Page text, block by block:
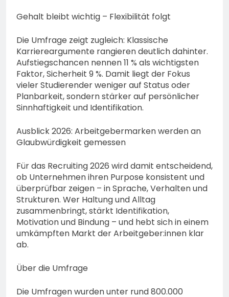
Gehalt bleibt wichtig – Flexibilität folgt
Die Umfrage zeigt zugleich: Klassische
Karriereargumente rangieren deutlich dahinter.
Aufstiegschancen nennen 11 % als wichtigsten
Faktor, Sicherheit 9 %. Damit liegt der Fokus
vieler Studierender weniger auf Status oder
Planbarkeit, sondern stärker auf persönlicher
Sinnhaftigkeit und Identifikation.
Ausblick 2026: Arbeitgebermarken werden an
Glaubwürdigkeit gemessen
Für das Recruiting 2026 wird damit entscheidend,
ob Unternehmen ihren Purpose konsistent und
überprüfbar zeigen – in Sprache, Verhalten und
Strukturen. Wer Haltung und Alltag
zusammenbringt, stärkt Identifikation,
Motivation und Bindung – und hebt sich in einem
umkämpften Markt der Arbeitgeber:innen klar
ab.
Über die Umfrage
Die Umfragen wurden unter rund 800.000